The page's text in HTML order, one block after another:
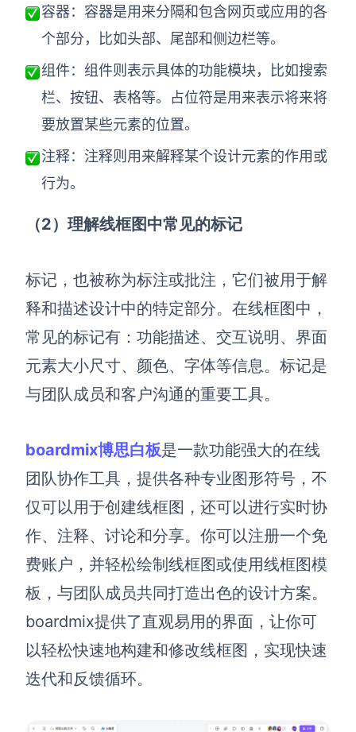
AI生成4P营销理论模型
AI生成竞品分析
AI生成安索夫矩阵
AI生成简历
企业服务
私有化部署
管理功能定制 · 专业部署方案
用boardmix提升团队协作效率
满足企业级团队协作和管理需求
帮助中心
知识分享社区
定价
容器： 容器是用来分隔和包含网页或应用的各
个部分，比如头部、尾部和侧边栏等。
组件： 组件则表示具体的功能模块，比如搜索
栏、按钮、表格等。占位符是用来表示将来将
要放置某些元素的位置。
注释： 注释则用来解释某个设计元素的作用或
行为。
（2）理解线框图中常见的标记
标记，也被称为标注或批注，它们被用于解
释和描述设计中的特定部分。在线框图中，
常见的标记有：功能描述、交互说明、界面
元素大小尺寸、颜色、字体等信息。标记是
与团队成员和客户沟通的重要工具。
boardmix博思白板是一款功能强大的在线
团队协作工具，提供各种专业图形符号，不
仅可以用于创建线框图，还可以进行实时协
作、注释、讨论和分享。你可以注册一个免
费账户，并轻松绘制线框图或使用线框图模
板，与团队成员共同打造出色的设计方案。
boardmix提供了直观易用的界面，让你可
以轻松快速地构建和修改线框图，实现快速
迭代和反馈循环。